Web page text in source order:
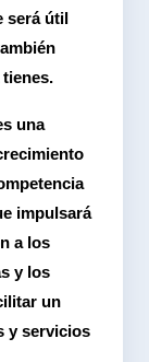
será útil
una
impulsará
a los
y los
un
y servicios